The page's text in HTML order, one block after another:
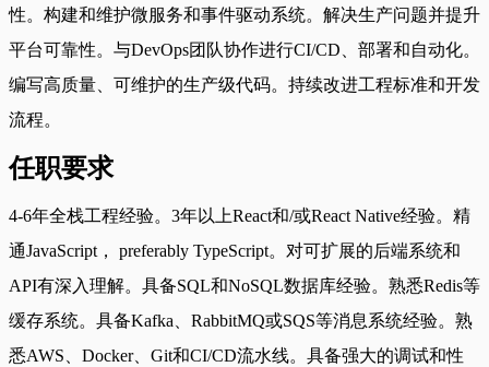
性。构建和维护微服务和事件驱动系统。解决生产问题并提升
平台可靠性。与DevOps团队协作进行CI/CD、部署和自动化。
编写高质量、可维护的生产级代码。持续改进工程标准和开发
流程。
任职要求
4-6年全栈工程经验。3年以上React和/或React Native经验。精
通JavaScript， preferably TypeScript。对可扩展的后端系统和
API有深入理解。具备SQL和NoSQL数据库经验。熟悉Redis等
缓存系统。具备Kafka、RabbitMQ或SQS等消息系统经验。熟
悉AWS、Docker、Git和CI/CD流水线。具备强大的调试和性